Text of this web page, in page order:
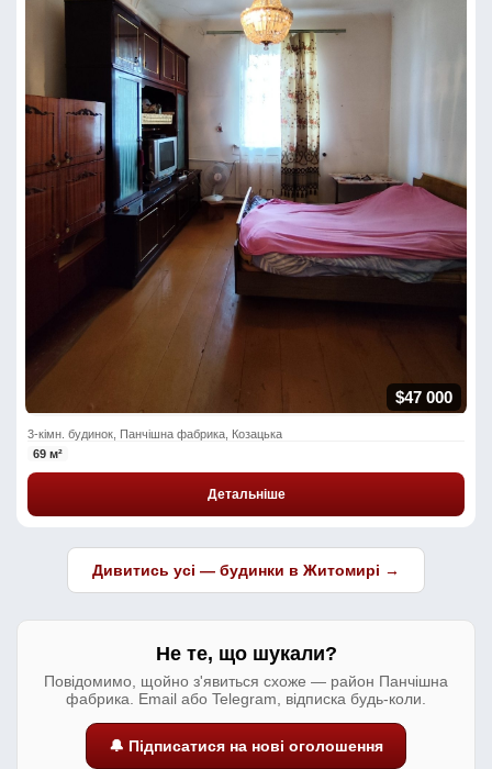
$47 000
3-кімн. будинок, Панчішна фабрика, Козацька
69 м²
Детальніше
Дивитись усі — будинки в Житомирі →
Не те, що шукали?
Повідомимо, щойно з'явиться схоже — район Панчішна
фабрика. Email або Telegram, відписка будь-коли.
🔔 Підписатися на нові оголошення